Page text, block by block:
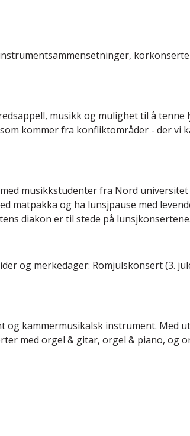
musikk og mulighet til å tenne
kommer fra konfliktområder - der vi
musikkstudenter fra Nord
matpakka og ha lunsjpause med
diakon er til stede på lunsjkonsertene.
og merkedager: Romjulskonsert (3.
kammermusikalsk instrument. Med
med orgel & gitar, orgel & piano, og